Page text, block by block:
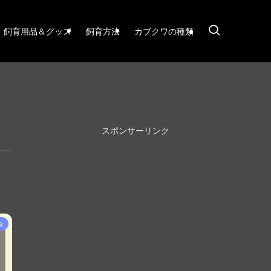
飼育用品＆グッズ 飼育方法 カブクワの種類
スポンサーリンク